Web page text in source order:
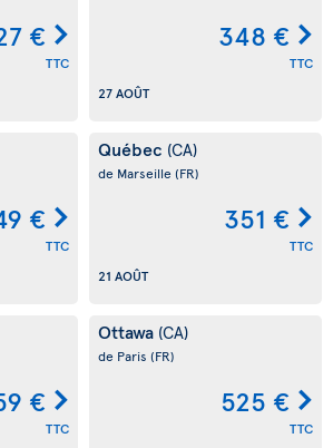
€
TTC
348 €
TTC
27 AOÛT
€
TTC
Québec (CA)
de Marseille (FR)
351 €
TTC
21 AOÛT
€
TTC
Ottawa (CA)
de Paris (FR)
525 €
TTC